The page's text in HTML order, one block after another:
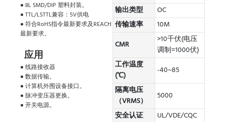
● 8L SMD/DIP 塑料封装。
● TTL/LSTTL兼容：5V供电
● 符合RoHS指令最新要求及REACH
最新要求。
应用
● 线路接收器
● 数据传输。
● 计算机外围设备接口。
● 脉冲变压器更换。
● 开关电源。
输出类型
OC
传输速率
10M
CMR
>10千伏(电压
调制=1000伏)
工作温度
(℃)
-40~85
隔离电压
（VRMS）
5000
安全认证
UL/VDE/CQC